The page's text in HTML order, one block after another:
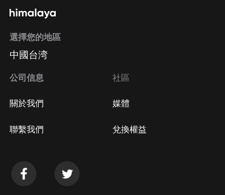
選擇您的地區
中國台湾
公司信息
關於我們
聯繫我們
社區
媒體
兌換權益